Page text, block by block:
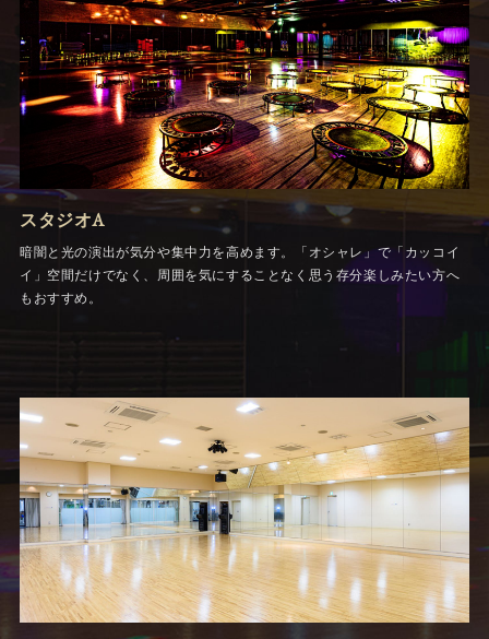
スタジオA
暗闇と光の演出が気分や集中力を高めます。「オシャレ」で「カッコイ
イ」空間だけでなく、周囲を気にすることなく思う存分楽しみたい方へ
もおすすめ。